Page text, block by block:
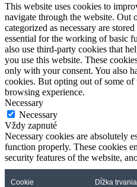
This website uses cookies to
navigate through the website. Out
categorized as necessary are
essential for the working of basic
also use third-party cookies that
you use this website. These
only with your consent. You also
cookies. But opting out of some of
browsing experience.
Necessary
Necessary
Vždy zapnuté
Necessary cookies are absolutely
function properly. These cookies
security features of the website,
Cookie Dĺžka trvania